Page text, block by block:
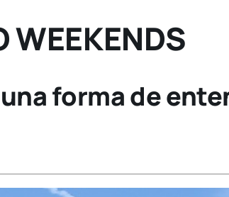
WEEKENDS
una forma de